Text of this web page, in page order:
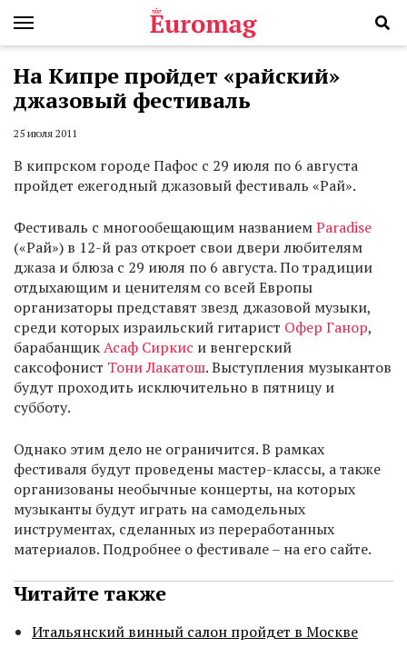
На Кипре пройдет «райский»
джазовый фестиваль
25 июля 2011
В кипрском городе Пафос с 29 июля по 6 августа
пройдет ежегодный джазовый фестиваль «Рай».
Фестиваль с многообещающим названиемParadise
(«Рай») в 12-й раз откроет свои двери любителям
джаза и блюза с 29 июля по 6 августа. По традиции
отдыхающим и ценителям со всей Европы
организаторы представят звезд джазовой музыки,
среди которых израильский гитарист Офер Ганор,
барабанщикАсаф Сиркис и венгерский
саксофонист Тони Лакатош. Выступления музыкантов
будут проходить исключительно в пятницу и
субботу.
Однако этим дело не ограничится. В рамках
фестиваля будут проведены мастер-классы, а также
организованы необычные концерты, на которых
музыканты будут играть на самодельных
инструментах, сделанных из переработанных
материалов. Подробнее о фестивале – на его сайте.
Читайте также
Итальянский винный салон пройдет в Москве